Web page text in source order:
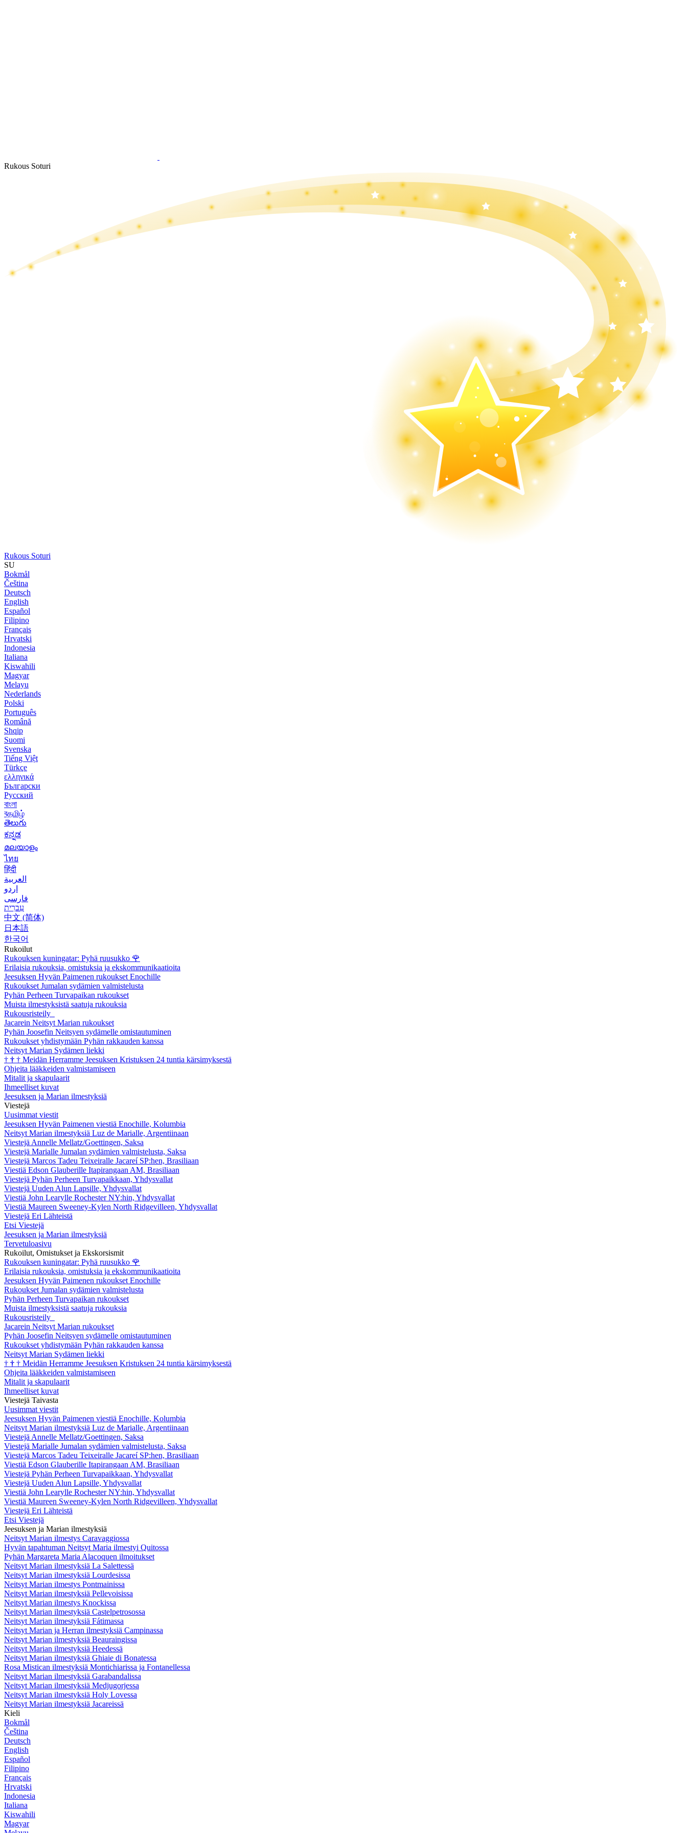
Rukous Soturi
Rukous Soturi
SU
Bokmål
Čeština
Deutsch
English
Español
Filipino
Français
Hrvatski
Indonesia
Italiana
Kiswahili
Magyar
Melayu
Nederlands
Polski
Português
Română
Shqip
Suomi
Svenska
Tiếng Việt
Türkçe
ελληνικά
Български
Русский
বাংলা
বதமிழ்
తెలుగు
ಕನ್ನಡ
മലയാളം
ไทย
हिंदी
العربية
اردو
فارسی
עִברִית
中文 (简体)
日本語
한국어
Rukoilut
Rukouksen kuningatar: Pyhä ruusukko 🌹
Erilaisia rukouksia, omistuksia ja ekskommunikaatioita
Jeesuksen Hyvän Paimenen rukoukset Enochille
Rukoukset Jumalan sydämien valmistelusta
Pyhän Perheen Turvapaikan rukoukset
Muista ilmestyksistä saatuja rukouksia
Rukousristeily
Jacarein Neitsyt Marian rukoukset
Pyhän Joosefin Neitsyen sydämelle omistautuminen
Rukoukset yhdistymään Pyhän rakkauden kanssa
Neitsyt Marian Sydämen liekki
† † † Meidän Herramme Jeesuksen Kristuksen 24 tuntia kärsimyksestä
Ohjeita lääkkeiden valmistamiseen
Mitalit ja skapulaarit
Ihmeelliset kuvat
Jeesuksen ja Marian ilmestyksiä
Viestejä
Uusimmat viestit
Jeesuksen Hyvän Paimenen viestiä Enochille, Kolumbia
Neitsyt Marian ilmestyksiä Luz de Marialle, Argentiinaan
Viestejä Annelle Mellatz/Goettingen, Saksa
Viestejä Marialle Jumalan sydämien valmistelusta, Saksa
Viestejä Marcos Tadeu Teixeiralle Jacareí SP:hen, Brasiliaan
Viestiä Edson Glauberille Itapirangaan AM, Brasiliaan
Viestejä Pyhän Perheen Turvapaikkaan, Yhdysvallat
Viestejä Uuden Alun Lapsille, Yhdysvallat
Viestiä John Learylle Rochester NY:hin, Yhdysvallat
Viestiä Maureen Sweeney-Kylen North Ridgevilleen, Yhdysvallat
Viestejä Eri Lähteistä
Etsi Viestejä
Jeesuksen ja Marian ilmestyksiä
Tervetuloasivu
Rukoilut, Omistukset ja Ekskorsismit
Rukouksen kuningatar: Pyhä ruusukko 🌹
Erilaisia rukouksia, omistuksia ja ekskommunikaatioita
Jeesuksen Hyvän Paimenen rukoukset Enochille
Rukoukset Jumalan sydämien valmistelusta
Pyhän Perheen Turvapaikan rukoukset
Muista ilmestyksistä saatuja rukouksia
Rukousristeily
Jacarein Neitsyt Marian rukoukset
Pyhän Joosefin Neitsyen sydämelle omistautuminen
Rukoukset yhdistymään Pyhän rakkauden kanssa
Neitsyt Marian Sydämen liekki
† † † Meidän Herramme Jeesuksen Kristuksen 24 tuntia kärsimyksestä
Ohjeita lääkkeiden valmistamiseen
Mitalit ja skapulaarit
Ihmeelliset kuvat
Viestejä Taivasta
Uusimmat viestit
Jeesuksen Hyvän Paimenen viestiä Enochille, Kolumbia
Neitsyt Marian ilmestyksiä Luz de Marialle, Argentiinaan
Viestejä Annelle Mellatz/Goettingen, Saksa
Viestejä Marialle Jumalan sydämien valmistelusta, Saksa
Viestejä Marcos Tadeu Teixeiralle Jacareí SP:hen, Brasiliaan
Viestiä Edson Glauberille Itapirangaan AM, Brasiliaan
Viestejä Pyhän Perheen Turvapaikkaan, Yhdysvallat
Viestejä Uuden Alun Lapsille, Yhdysvallat
Viestiä John Learylle Rochester NY:hin, Yhdysvallat
Viestiä Maureen Sweeney-Kylen North Ridgevilleen, Yhdysvallat
Viestejä Eri Lähteistä
Etsi Viestejä
Jeesuksen ja Marian ilmestyksiä
Neitsyt Marian ilmestys Caravaggiossa
Hyvän tapahtuman Neitsyt Maria ilmestyi Quitossa
Pyhän Margareta Maria Alacoquen ilmoitukset
Neitsyt Marian ilmestyksiä La Salettessä
Neitsyt Marian ilmestyksiä Lourdesissa
Neitsyt Marian ilmestys Pontmainissa
Neitsyt Marian ilmestyksiä Pellevoisissa
Neitsyt Marian ilmestys Knockissa
Neitsyt Marian ilmestyksiä Castelpetrosossa
Neitsyt Marian ilmestyksiä Fátimassa
Neitsyt Marian ja Herran ilmestyksiä Campinassa
Neitsyt Marian ilmestyksiä Beauraingissa
Neitsyt Marian ilmestyksiä Heedessä
Neitsyt Marian ilmestyksiä Ghiaie di Bonatessa
Rosa Mistican ilmestyksiä Montichiarissa ja Fontanellessa
Neitsyt Marian ilmestyksiä Garabandalissa
Neitsyt Marian ilmestyksiä Medjugorjessa
Neitsyt Marian ilmestyksiä Holy Lovessa
Neitsyt Marian ilmestyksiä Jacareissä
Kieli
Bokmål
Čeština
Deutsch
English
Español
Filipino
Français
Hrvatski
Indonesia
Italiana
Kiswahili
Magyar